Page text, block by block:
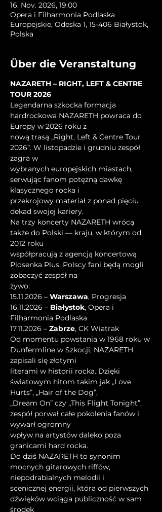
16. Nov. 2026, 19:00
Opera i Filharmonia Podlaska
Europejskie, Odeska 1, 15-406 Białystok,
Polska
Über die Veranstaltung
NAZARETH – RIGHT, LEFT & CENTRE
TOUR 2026
Legendarna szkocka formacja
hardrockowa NAZARETH powraca do
Europy w 2026 roku z
nową trasą „Right, Left & Centre Tour
2026”. W listopadzie i grudniu zespół
zagra w
wybranych europejskich miastach,
serwując fanom potężną dawkę
klasycznego rocka i
przekrojowy materiał z ponad pięciu
dekad swojej kariery.
Na trzy koncerty NAZARETH wrócą
także do Polski — kraju, w którym od
2012 roku
współpracują z agencją koncertową
Piosenka Plus. Polscy fani będą mogli
zobaczyć zespół na
żywo:
15.11.2026 – Warszawa, Progresja
16.11.2026 – Białystok, Opera i
Filharmonia Podlaska
17.11.2026 – Zabrze, CK Wiatrak
Od momentu powstania w 1968 roku w
Dunfermline w Szkocji, NAZARETH
zapisali się złotymi
literami w historii rocka. Dzięki
światowym hitom takim jak „Love
Hurts”, „Hair of the Dog”,
„Dream On” czy „This Flight Tonight”,
zespół porwał całe pokolenia fanów i
wywarł ogromny
wpływ na artystów daleko poza
granicami hard rocka.
Do dziś NAZARETH to synonim
mocnych gitarowych riffów,
niepodrabialnych melodii i
scenicznej energii, która od pierwszych
dźwięków wciąga publiczność w sam
środek